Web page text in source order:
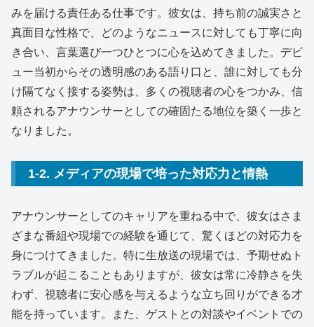
みを届ける責任ある仕事です。彼女は、持ち前の誠実さと
真面目な性格で、どのようなニュースに対しても丁寧に向
き合い、言葉選び一つひとつに心を込めてきました。デビ
ュー当初からその透明感のある語り口と、誰に対しても分
け隔てなく接する姿勢は、多くの視聴者の心をつかみ、信
頼されるアナウンサーとしての確固たる地位を築く一歩と
なりました。
1-2. メディアの現場で培った対応力と情熱
アナウンサーとしてのキャリアを重ねる中で、彼女はさま
ざまな番組や現場での経験を通じて、驚くほどの対応力を
身につけてきました。特に生放送の現場では、予期せぬト
ラブルが起こることもありますが、彼女は常に冷静さを失
わず、視聴者に安心感を与えるような立ち回りができる才
能を持っています。また、ゲストとの対談やイベントでの